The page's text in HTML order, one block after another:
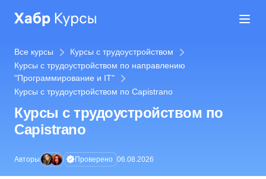
Все курсы
Курсы с трудоустройством
Курсы с трудоустройством по направлению
"Программирование и IT"
Курсы с трудоустройством по Capistrano
Курсы с трудоустройством по
Capistrano
Авторы Проверено 06.08.2026